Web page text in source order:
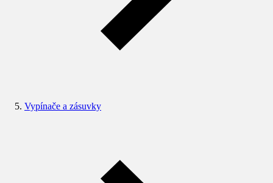
Vypínače a zásuvky